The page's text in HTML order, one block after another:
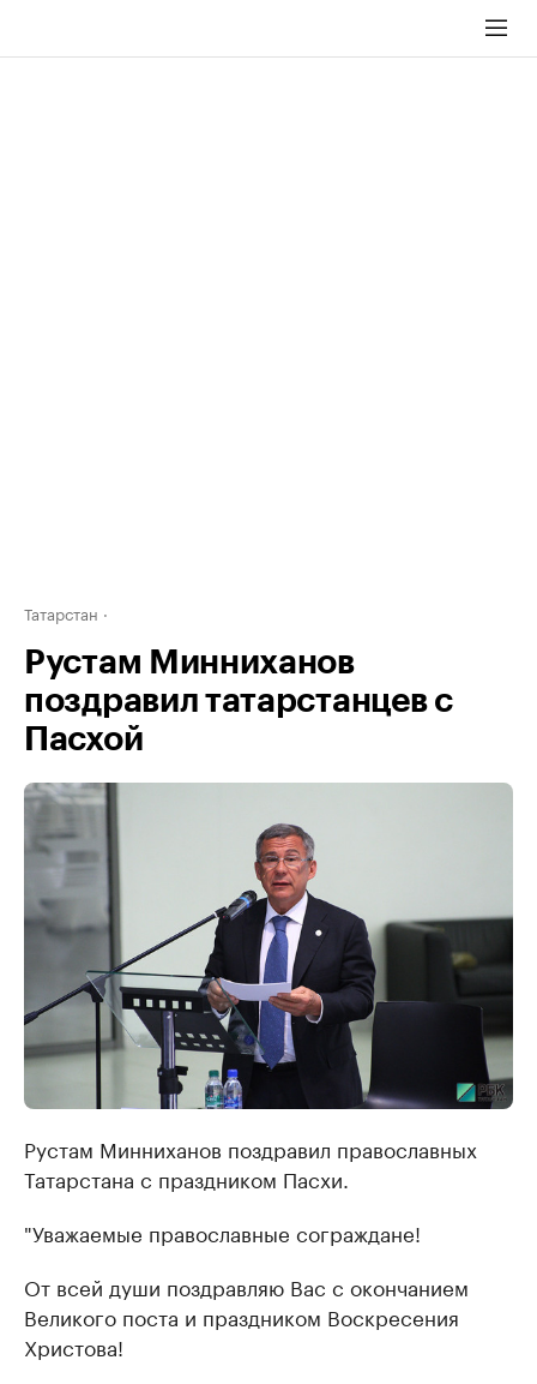
Татарстан
Рустам Минниханов
поздравил татарстанцев с
Пасхой
Рустам Минниханов поздравил православных
Татарстана с праздником Пасхи.
"Уважаемые православные сограждане!
От всей души поздравляю Вас с окончанием
Великого поста и праздником Воскресения
Христова!